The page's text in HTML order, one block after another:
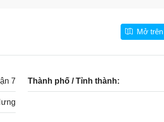
Mở
7 Thành phố / Tỉnh thành: